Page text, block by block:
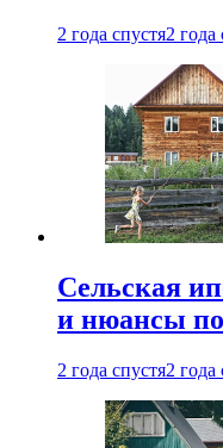
2 года спустя2 года
Сельская
и нюансы
2 года спустя2 года